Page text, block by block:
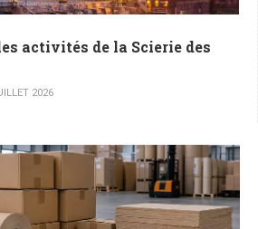
activités de la Scierie des
2026